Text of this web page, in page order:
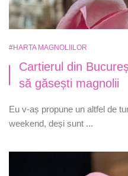
#HARTA MAGNOLIILOR
Cartierul din
să găsești magnolii
Eu v-aș propune un altfel de
weekend, deși sunt ...